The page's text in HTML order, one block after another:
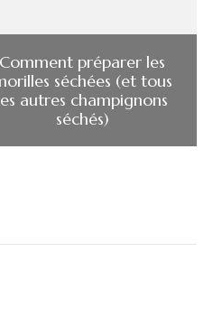
Comment préparer les
séchées (et tous
autres champignons
séchés)